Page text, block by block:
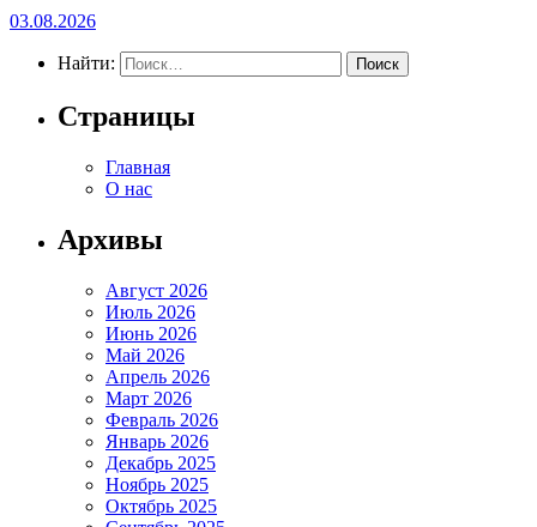
03.08.2026
Найти:
Страницы
Главная
О нас
Архивы
Август 2026
Июль 2026
Июнь 2026
Май 2026
Апрель 2026
Март 2026
Февраль 2026
Январь 2026
Декабрь 2025
Ноябрь 2025
Октябрь 2025